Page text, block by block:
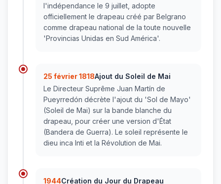
l'indépendance le 9 juillet, adopte
officiellement le drapeau créé par Belgrano
comme drapeau national de la toute nouvelle
'Provincias Unidas en Sud América'.
25 février 1818Ajout du Soleil de Mai
Le Directeur Suprême Juan Martín de
Pueyrredón décrète l'ajout du 'Sol de Mayo'
(Soleil de Mai) sur la bande blanche du
drapeau, pour créer une version d'État
(Bandera de Guerra). Le soleil représente le
dieu inca Inti et la Révolution de Mai.
1944Création du Jour du Drapeau